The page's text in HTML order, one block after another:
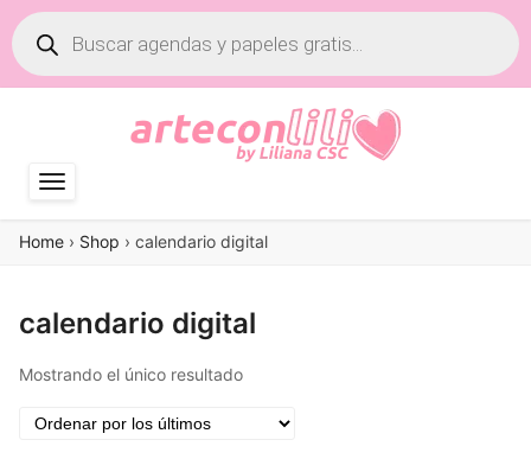
Búsqueda
de
productos
Home › Shop › calendario digital
calendario digital
Mostrando el único resultado